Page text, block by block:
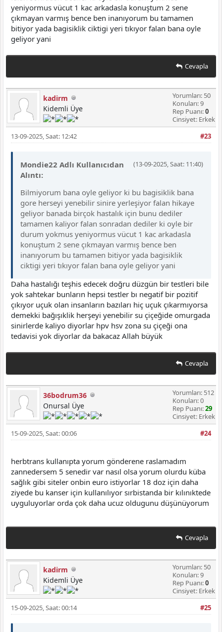
yeniyormus vücut 1 kac arkadasla konuştum 2 sene
çıkmayan varmış bence ben inanıyorum bu tamamen
bitiyor yada bagisiklik ciktigi yeri tıkıyor falan bana oyle
geliyor yani
Cevapla
kadirm
Kidemli Üye
Yorumları: 50
Konuları: 9
Rep Puanı:0
Cinsiyet: Erkek
#23
13-09-2025, Saat: 12:42
(13-09-2025, Saat: 11:40)
Mondie22 Adlı Kullanıcıdan
Alıntı:
Bilmiyorum bana oyle geliyor ki bu bagisiklik bana
gore herseyi yenebilir sinire yerleşiyor falan hikaye
geliyor banada birçok hastalık için bunu dediler
tamamen kaliyor falan sonradan dediler ki oyle bir
durum yokmus yeniyormus vücut 1 kac arkadasla
konuştum 2 sene çıkmayan varmış bence ben
inanıyorum bu tamamen bitiyor yada bagisiklik
ciktigi yeri tıkıyor falan bana oyle geliyor yani
Daha hastalığı teşhis edecek doğru düzgün bir testleri bile
yok sahtekar bunların hepsi testler bı negatif bir pozitif
çıkıyor uçuk olan insanların bazıları hiç uçuk çıkarmıyorsa
demekki bağışıklik herşeyi yenebilir su çiçeğide omurgada
sinirlerde kaliyo diyorlar hpv hsv zona su çiçeği ona
tedavisi yok diyorlar da bakacaz Allah büyük
Cevapla
36bodrum36
Onursal Üye
Yorumları: 512
Konuları: 0
Rep Puanı:29
Cinsiyet: Erkek
#24
15-09-2025, Saat: 00:06
herbtrans kullanıpta yorum gönderene raslamadım
zannedersem 5 senedir var nasıl olsa yorum olurdu küba
sağlık gibi siteler onbin euro istiyorlar 18 doz için daha
ziyede bu kanser için kullanılıyor sırbistanda bir kılınıktede
uyguluyorlar orda çok daha ucuz oldugunu düşünüyorum
Cevapla
kadirm
Kidemli Üye
Yorumları: 50
Konuları: 9
Rep Puanı:0
Cinsiyet: Erkek
#25
15-09-2025, Saat: 00:14